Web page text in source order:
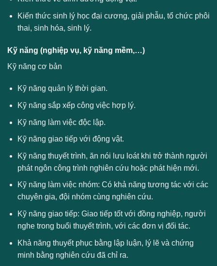
Kiến thức sinh lý học đại cương, giải phẫu, tổ chức phôi
thai, sinh hóa, sinh lý.
Kỹ năng (nghiệp vụ, kỹ năng mềm,…)
Kỹ năng cơ bản
Kỹ năng quản lý thời gian.
Kỹ năng sắp xếp công việc hợp lý.
Kỹ năng làm việc độc lập.
Kỹ năng giao tiếp với động vật.
Kỹ năng thuyết trình, ăn nói lưu loát khi trở thành người
phát ngôn công trình nghiên cứu hoặc phát hiện mới.
Kỹ năng làm việc nhóm: Có khả năng tương tác với các
chuyên gia, đội nhóm cùng nghiên cứu.
Kỹ năng giao tiếp: Giao tiếp tốt với đồng nghiệp, người
nghe trong buổi thuyết trình, với các đơn vị đối tác.
Khả năng thuyết phục bằng lập luận, lý lẽ và chứng
minh bằng nghiên cứu đã chỉ ra.